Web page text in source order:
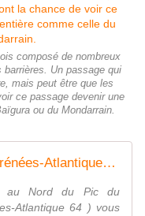
composé de nombreux
Un passage qui
mais peut être que les
ce passage devenir une
ou du Mondarrain.
Hêtraie Pic du Mondarrain ( Pyrénées-Atlantiques 64 ) AA - ONVQF.over-blog.com
au Nord du Pic du
Atlantique 64 ) vous